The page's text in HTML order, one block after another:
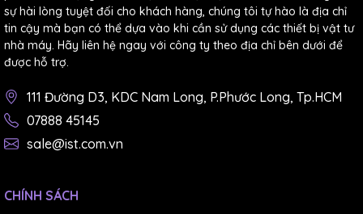
sự hài lòng tuyệt đối cho khách hàng, chúng tôi tự hào là địa chỉ
tin cậy mà bạn có thể dựa vào khi cần sử dụng các thiết bị vật tư
nhà máy. Hãy liên hệ ngay với công ty theo địa chỉ bên dưới để
được hỗ trợ.
111 Đường D3, KDC Nam Long, P.Phước Long, Tp.HCM
07888 45145
sale@ist.com.vn
CHÍNH SÁCH